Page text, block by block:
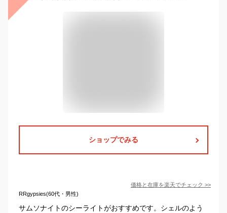
ショップでみる
価格と在庫を楽天でチェック >>
RRgypsies(60代・男性)
サムソナイトのシーライトがおすすめです。シェルのよう